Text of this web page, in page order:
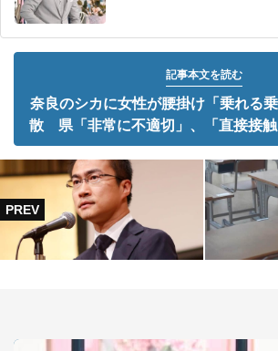
記事本文を読む
奈良のシカに女性が腰掛け「乗れる
散 県「非常に不適切」、「直接接触